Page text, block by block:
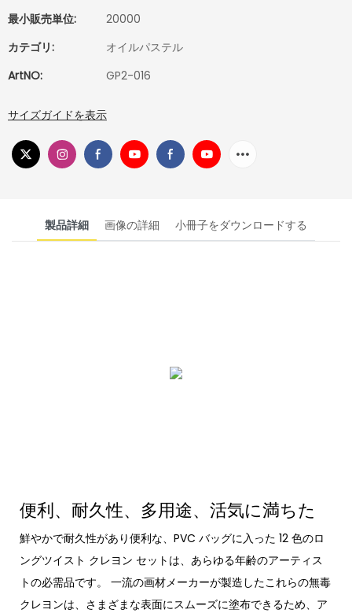
最小販売単位:
20000
カテゴリ:
オイルパステル
ArtNO:
GP2-016
サイズガイドを表示
製品詳細 画像の詳細 小冊子をダウンロードする
便利、耐久性、多用途、活気に満ちた
鮮やかで耐久性があり便利な、PVC バッグに入った 12 色のロ
ングツイスト クレヨン セットは、あらゆる年齢のアーティス
トの必需品です。 一流の画材メーカーが製造したこれらの無毒
クレヨンは、さまざまな表面にスムーズに塗布できるため、ア